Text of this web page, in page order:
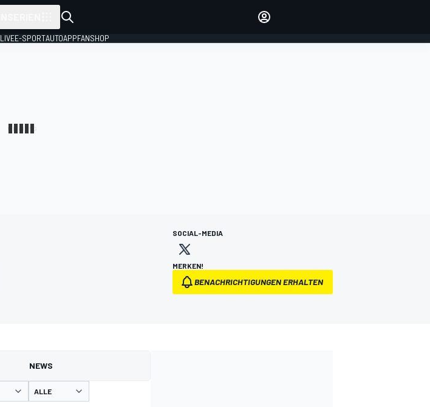
EINLOGGEN
LIVEE-SPORTAUTOAPPFANSHOP
SOCIAL-MEDIA
MERKEN!
BENACHRICHTIGUNGEN ERHALTEN
NEWS